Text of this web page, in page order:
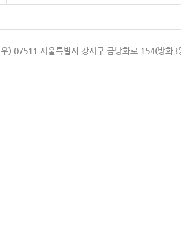
우) 07511 서울특별시 강서구 금낭화로 154(방화3